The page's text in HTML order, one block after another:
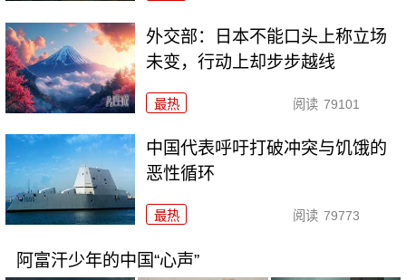
外交部：日本不能口头上称立场
未变，行动上却步步越线
最热 阅读 79101
中国代表呼吁打破冲突与饥饿的
恶性循环
最热 阅读 79773
阿富汗少年的中国“心声”